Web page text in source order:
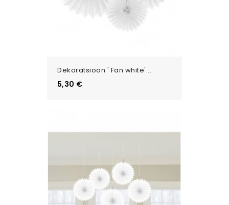
Dekoratsioon ' Fan white'...
Цена
5,30 €